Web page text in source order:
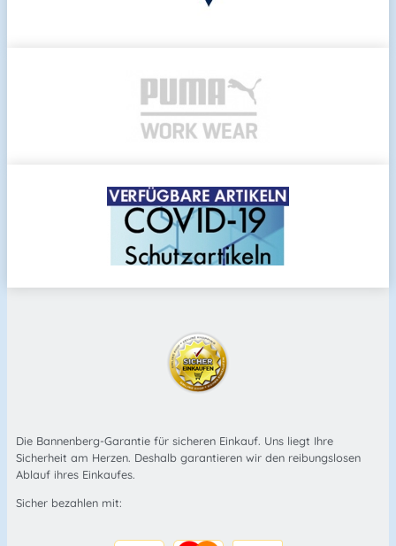
Die Bannenberg-Garantie für sicheren Einkauf. Uns liegt Ihre
Sicherheit am Herzen. Deshalb garantieren wir den reibungslosen
Ablauf ihres Einkaufes.
Sicher bezahlen mit: